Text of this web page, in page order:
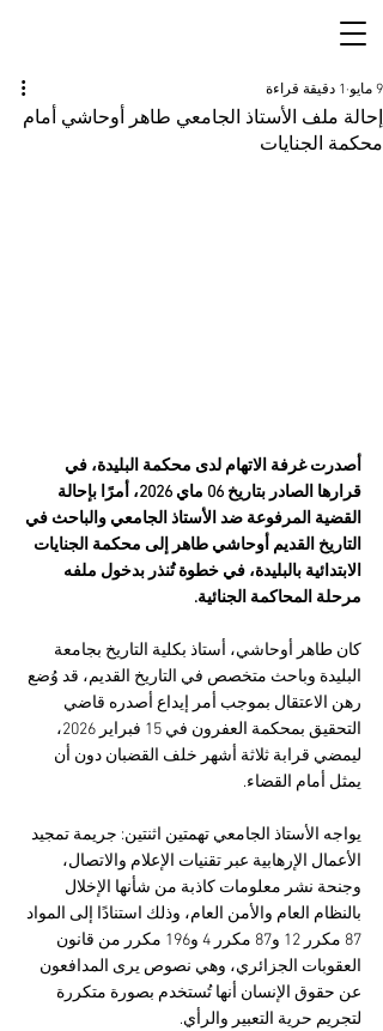
إحالة ملف الأستاذ الجامعي طاهر أوحاشي أمام
محكمة الجنايات
9 مايو 1 دقيقة قراءة
أصدرت غرفة الاتهام لدى محكمة البليدة، في
قرارها الصادر بتاريخ 06 ماي 2026، أمرًا بإحالة
القضية المرفوعة ضد الأستاذ الجامعي والباحث في
التاريخ القديم أوحاشي طاهر إلى محكمة الجنايات
الابتدائية بالبليدة، في خطوة تُنذر بدخول ملفه
مرحلة المحاكمة الجنائية.
كان طاهر أوحاشي، أستاذ بكلية التاريخ بجامعة
البليدة وباحث متخصص في التاريخ القديم، قد وُضع
رهن الاعتقال بموجب أمر إيداع أصدره قاضي
التحقيق بمحكمة العفرون في 15 فبراير 2026،
ليمضي قرابة ثلاثة أشهر خلف القضبان دون أن
يمثل أمام القضاء.
يواجه الأستاذ الجامعي تهمتين اثنتين: جريمة تمجيد
الأعمال الإرهابية عبر تقنيات الإعلام والاتصال،
وجنحة نشر معلومات كاذبة من شأنها الإخلال
بالنظام العام والأمن العام، وذلك استنادًا إلى المواد
87 مكرر 12 و87 مكرر 4 و196 مكرر من قانون
العقوبات الجزائري، وهي نصوص يرى المدافعون
عن حقوق الإنسان أنها تُستخدم بصورة متكررة
لتجريم حرية التعبير والرأي.